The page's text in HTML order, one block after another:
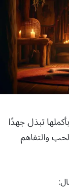
تبذل جهدًا
والتفاهم